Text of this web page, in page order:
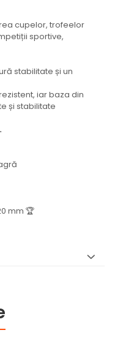
cupelor, trofeelor
sportive,
stabilitate și un
iar baza din
și stabilitate
mm 🏆